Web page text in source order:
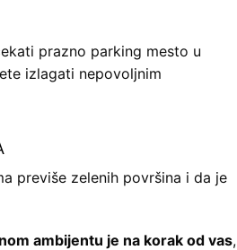
prazno parking mesto u
izlagati nepovoljnim
previše zelenih površina i da je
ambijentu je na korak od vas,